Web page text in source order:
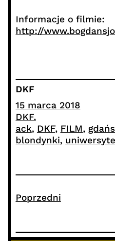
Informacje o filmie:
http://
DKF
15 marca 2018
DKF.
ack, DKF, FILM,
blondynki,
Poprzedni